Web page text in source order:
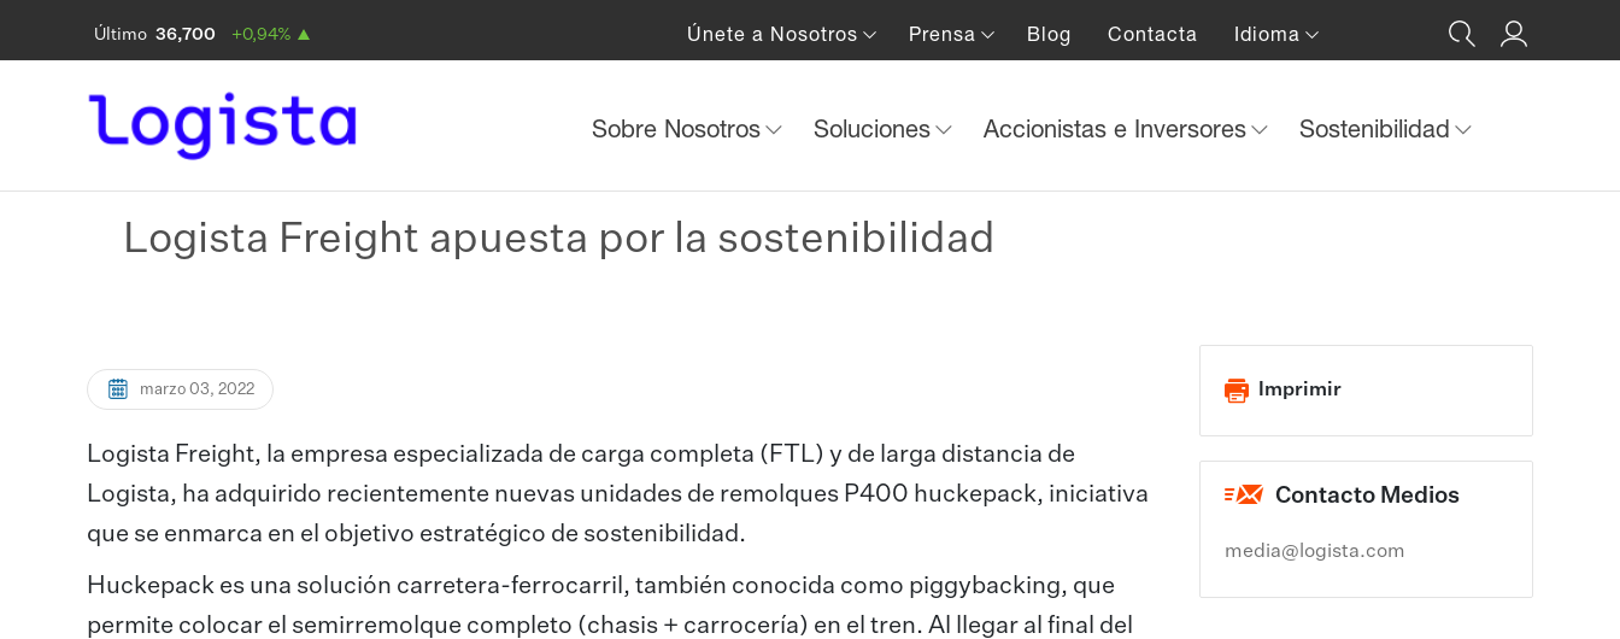
Únete a Nosotros Prensa Blog Contacta Idioma
Sobre Nosotros Soluciones Accionistas e Inversores Sostenibilidad
Logista Freight apuesta por la sostenibilidad
marzo 03, 2022
Logista Freight, la empresa especializada de carga completa (FTL) y de larga distancia de
Logista, ha adquirido recientemente nuevas unidades de remolques P400 huckepack, iniciativa
que se enmarca en el objetivo estratégico de sostenibilidad.
Huckepack es una solución carretera-ferrocarril, también conocida como piggybacking, que
permite colocar el semirremolque completo (chasis + carrocería) en el tren. Al llegar al final del
Imprimir
Contacto Medios
media@logista.com